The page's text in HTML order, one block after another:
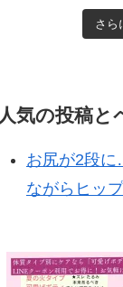
さら
人気の投稿と
お尻が2段
ながらヒッ